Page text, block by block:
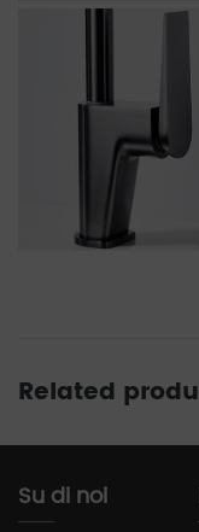
Related
Su di noi